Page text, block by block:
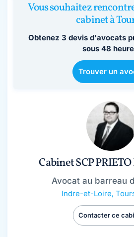
Vous souhaitez
cabinet à
Obtenez 3 devis d'avocats
sous 48
Trouver un
Cabinet SCP
Avocat au barreau
Indre-et-Loire,
Contacter ce